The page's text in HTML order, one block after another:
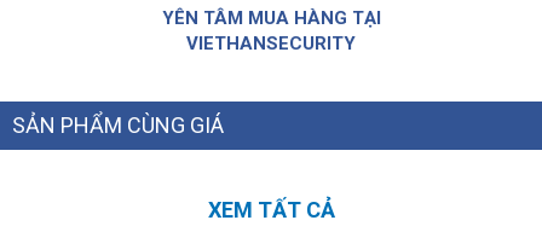
YÊN TÂM MUA HÀNG TẠI
VIETHANSECURITY
SẢN PHẨM CÙNG GIÁ
XEM TẤT CẢ